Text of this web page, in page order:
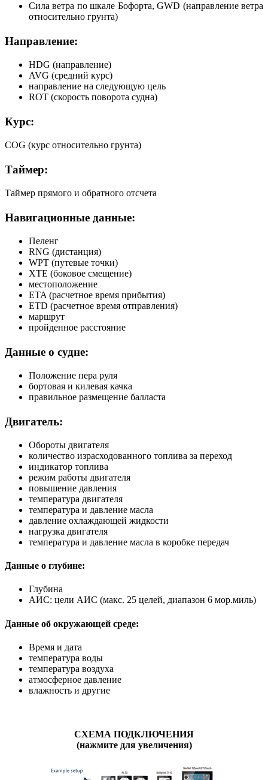
Сила ветра по шкале Бофорта, GWD (направление ветра
относительно грунта)
Направление:
HDG (направление)
AVG (средний курс)
направление на следующую цель
ROT (скорость поворота судна)
Курс:
COG (курс относительно грунта)
Таймер:
Таймер прямого и обратного отсчета
Навигационные данные:
Пеленг
RNG (дистанция)
WPT (путевые точки)
XTE (боковое смещение)
местоположение
ETA (расчетное время прибытия)
ETD (расчетное время отправления)
маршрут
пройденное расстояние
Данные о судне:
Положение пера руля
бортовая и килевая качка
правильное размещение балласта
Двигатель:
Обороты двигателя
количество израсходованного топлива за переход
индикатор топлива
режим работы двигателя
повышение давления
температура двигателя
температура и давление масла
давление охлаждающей жидкости
нагрузка двигателя
температура и давление масла в коробке передач
Данные о глубине:
Глубина
АИС: цели АИС (макс. 25 целей, диапазон 6 мор.миль)
Данные об окружающей среде:
Время и дата
температура воды
температура воздуха
атмосферное давление
влажность и другие
СХЕМА ПОДКЛЮЧЕНИЯ
(нажмите для увеличения)